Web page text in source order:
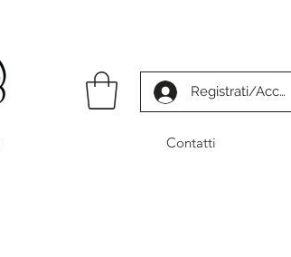
Registrati/Accedi
Contatti